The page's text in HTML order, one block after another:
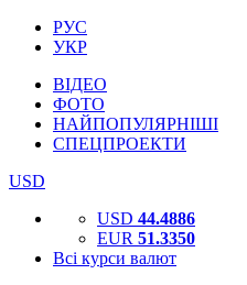
РУС
УКР
ВІДЕО
ФОТО
НАЙПОПУЛЯРНІШІ
СПЕЦПРОЕКТИ
USD
USD 44.4886
EUR 51.3350
Всі курси валют